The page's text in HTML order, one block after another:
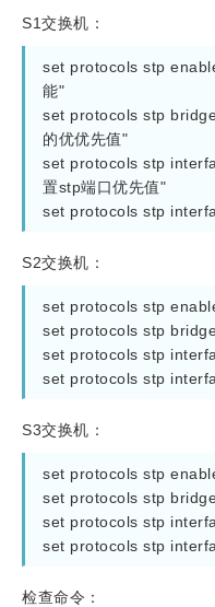
S1交换机：
set protocols stp enable
能"
set protocols stp bridge-
的优优先值"
set protocols stp
置stp端口优先值"
set protocols stp
S2交换机：
set protocols stp
set protocols stp
set protocols stp
set protocols stp
S3交换机：
set protocols stp
set protocols stp
set protocols stp
set protocols stp
检查命令：